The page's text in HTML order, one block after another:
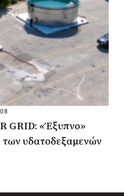
GRID: «Έξυπνο»
των υδατοδεξαμενών